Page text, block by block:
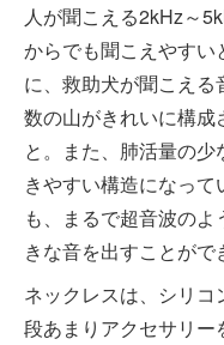
人が聞こえる2kHz～
からでも聞こえやす
に、救助犬が聞こえ
数の山がきれいに構成
と。また、肺活量の
きやすい構造になっ
も、まるで超音波の
きな音を出すことがで
ネックレスは、シリ
段あまりアクセサリ